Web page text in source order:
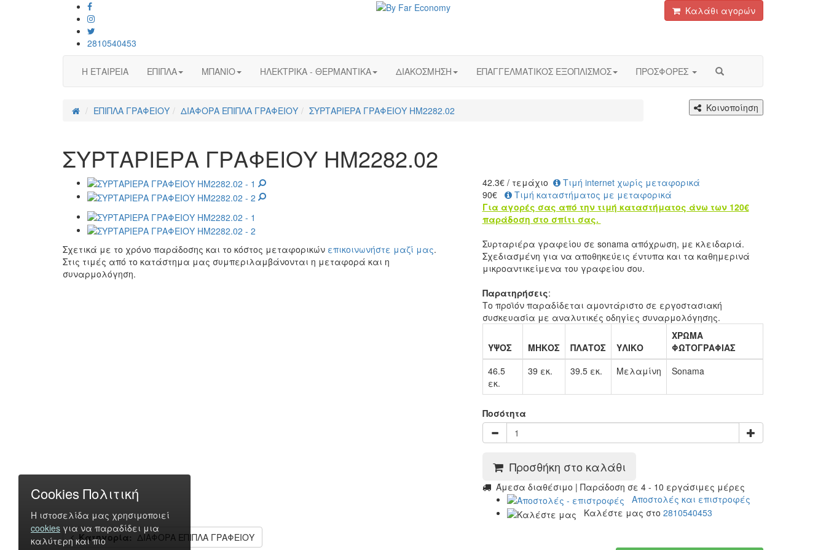
2810540453
Καλάθι αγορών
Η ΕΤΑΙΡΕΙΑ ΕΠΙΠΛΑ ΜΠΑΝΙΟ ΗΛΕΚΤΡΙΚΑ - ΘΕΡΜΑΝΤΙΚΑ ΔΙΑΚΟΣΜΗΣΗ ΕΠΑΓΓΕΛΜΑΤΙΚΟΣ ΕΞΟΠΛΙΣΜΟΣ ΠΡΟΣΦΟΡΕΣ
ΕΠΙΠΛΑ ΓΡΑΦΕΙΟΥ ΔΙΑΦΟΡΑ ΕΠΙΠΛΑ ΓΡΑΦΕΙΟΥ ΣΥΡΤΑΡΙΕΡΑ ΓΡΑΦΕΙΟΥ HM2282.02 Κοινοποίηση
ΣΥΡΤΑΡΙΕΡΑ ΓΡΑΦΕΙΟΥ HM2282.02
Σχετικά με το χρόνο παράδοσης και το κόστος μεταφορικών επικοινωνήστε μαζί μας.
Στις τιμές από το κατάστημα μας συμπεριλαμβάνονται η μεταφορά και η
συναρμολόγηση.
42.3€ / τεμάχιο
Τιμή internet χωρίς μεταφορικά
90€
Τιμή καταστήματος με μεταφορικά
Για αγορές σας από την τιμή καταστήματος άνω των 120€
παράδοση στο σπίτι σας.
Συρταριέρα γραφείου σε sonama απόχρωση, με κλειδαριά.
Σχεδιασμένη για να αποθηκεύεις έντυπα και τα καθημερινά
μικροαντικείμενα του γραφείου σου.
Παρατηρήσεις:
Το προϊόν παραδίδεται αμοντάριστο σε εργοστασιακή
συσκευασία με αναλυτικές οδηγίες συναρμολόγησης.
ΥΨΟΣ ΜΗΚΟΣ ΠΛΑΤΟΣ ΥΛΙΚΟ
ΧΡΩΜΑ
ΦΩΤΟΓΡΑΦΙΑΣ
46.5
εκ.
39 εκ. 39.5 εκ. Μελαμίνη Sonama
Ποσότητα
Προσθήκη στο καλάθι
Άμεσα διαθέσιμο | Παράδοση σε 4 - 10 εργάσιμες μέρες
Αποστολές και επιστροφές
Καλέστε μας στο 2810540453
Κατηγορία: ΔΙΑΦΟΡΑ ΕΠΙΠΛΑ ΓΡΑΦΕΙΟΥ
Cookies Πολιτική
Η ιστοσελίδα μας χρησιμοποιεί
cookies για να παραδίδει μια
καλύτερη και πιο